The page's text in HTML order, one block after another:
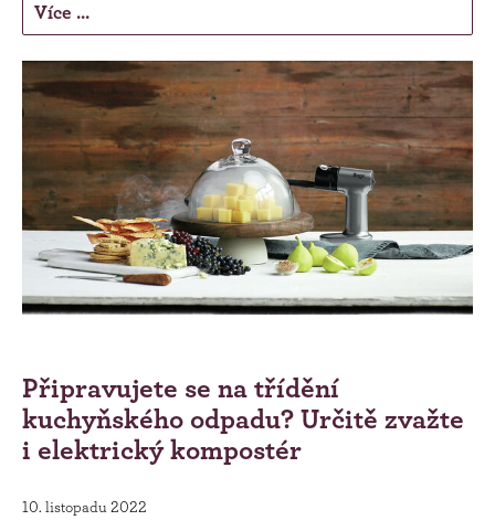
Více ...
Připravujete se na třídění
kuchyňského odpadu? Určitě zvažte
i elektrický kompostér
10. listopadu 2022